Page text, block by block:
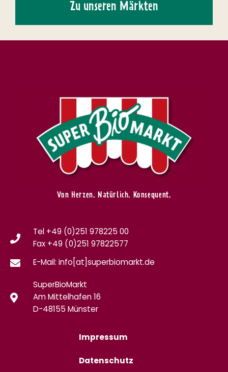
Zu unseren Märkten
Von Herzen. Natürlich. Konsequent.
Tel +49 (0)251 978225 00
Fax +49 (0)251 97822577
E-Mail: info[at]superbiomarkt.de
SuperBioMarkt
Am Mittelhafen 16
D-48155 Münster
Impressum
Datenschutz